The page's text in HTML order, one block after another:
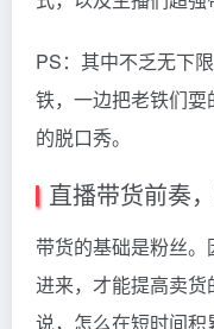
PS：其中不乏无下
铁，一边把老铁们
的脱口秀。
直播带货前奏
带货的基础是粉丝
进来，才能提高卖
说，怎么在短时间积